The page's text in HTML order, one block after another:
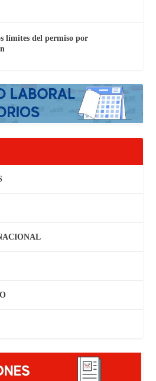
límites del permiso por